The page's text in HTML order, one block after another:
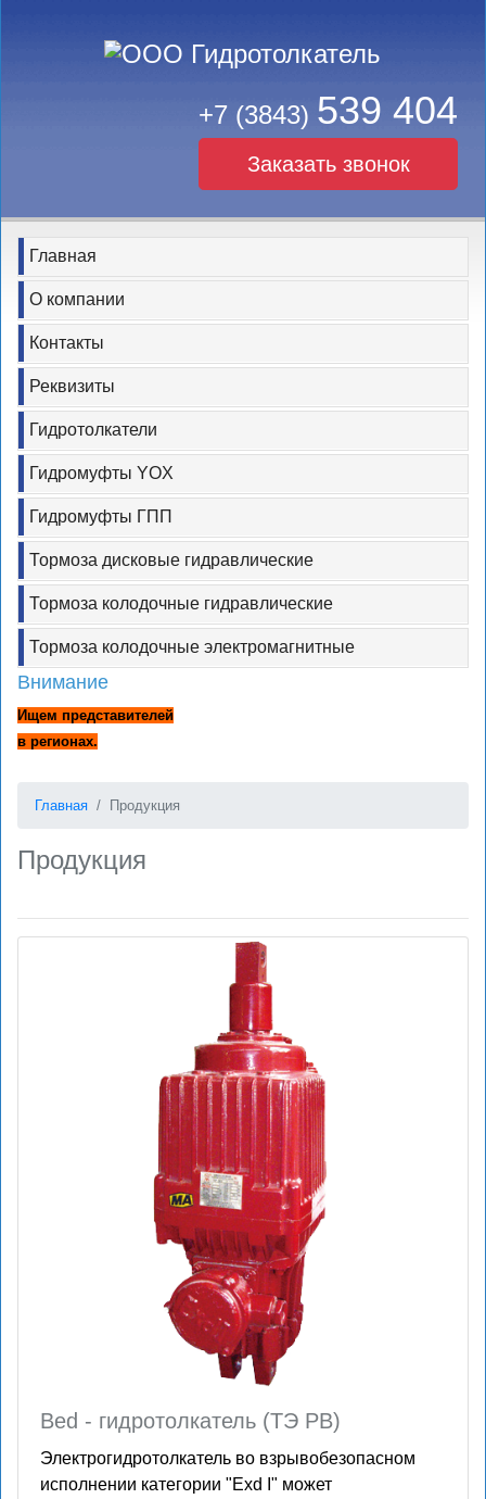
+7 (3843) 539 404
Заказать звонок
Главная
О компании
Контакты
Реквизиты
Гидротолкатели
Гидромуфты YOX
Гидромуфты ГПП
Тормоза дисковые гидравлические
Тормоза колодочные гидравлические
Тормоза колодочные электромагнитные
Внимание
Ищем представителей
в регионах.
Главная Продукция
Продукция
Bed - гидротолкатель (ТЭ РВ)
Электрогидротолкатель во взрывобезопасном
исполнении категории "Exd I" может